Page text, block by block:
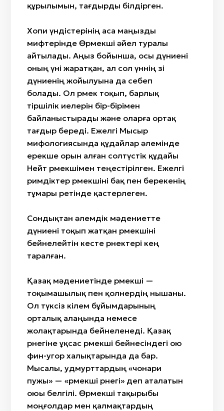
құрылымын, тағдырды білдірген.
Хопи үндістерінің аса маңызды
мифтерінде Өрмекші әйел туралы
айтылады. Аңыз бойынша, осы дүниені
оның үні жаратқан, ал сол үннің өзі
дүниенің жойылуына да себеп
болады. Ол өрмек тоқып, барлық
тіршілік иелерін бір-бірімен
байланыстырады және оларға ортақ
тағдыр береді. Ежелгі Мысыр
мифологиясында құдайлар әлемінде
ерекше орын алған солтүстік құдайы
Нейт өрмекшімен теңестірілген. Ежелгі
римдіктер өрмекшіні бақ пен берекенің
тұмары ретінде қастерлеген.
Сондықтан әлемдік мәдениетте
дүниені тоқып жатқан өрмекшіні
бейнелейтін кесте өрнектері кең
таралған.
Қазақ мәдениетінде өрмекші —
тоқымашылық пен қолөнердің нышаны.
Ол түксіз кілем бұйымдарының
орталық алаңында немесе
жолақтарында бейнеленеді. Қазақ
өрнегіне ұқсас өрмекші бейнесіндегі ою
фин-угор халықтарында да бар.
Мысалы, удмурттардың «чонари
пужы» — «өрмекші өрнегі» деп аталатын
оюы белгілі. Өрмекші тақырыбы
моңғолдар мен қалмақтардың